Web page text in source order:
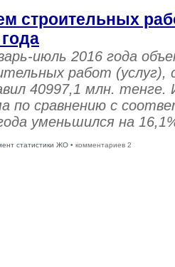
строительных
июль 2016 года
работ (услуг),
40997,1 млн. тенге.
по сравнению с
уменьшился на
статистики ЖО • комментариев 2